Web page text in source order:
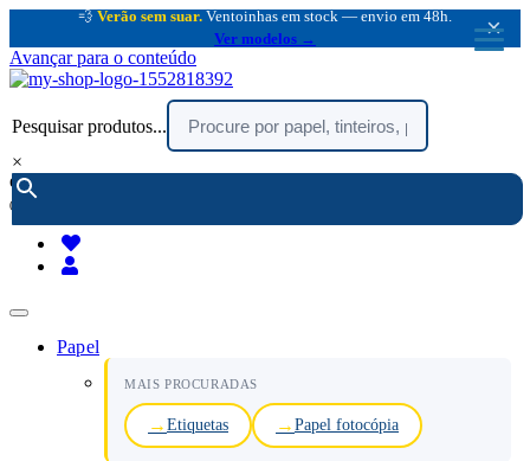
💨 Verão sem suar. Ventoinhas em stock — envio em 48h.
Ver modelos →
×
Avançar para o conteúdo
Pesquisar produtos...
×
encomendar por telefone :
(chamada rede fixa nacional)
Papel
MAIS PROCURADAS
Etiquetas Papel fotocópia